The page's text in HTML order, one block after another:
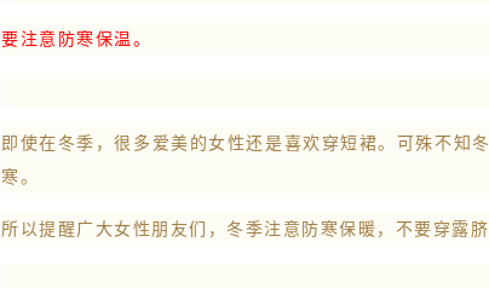
要注意防寒保温。
即使在冬季，很多爱美的女性还是喜欢穿短裙。可殊不知
寒。
所以提醒广大女性朋友们，冬季注意防寒保暖，不要穿露